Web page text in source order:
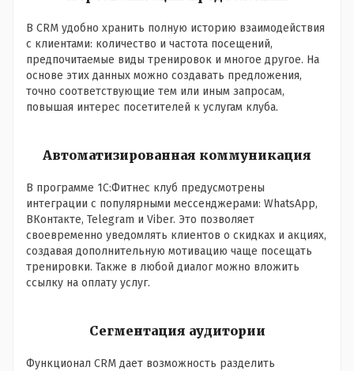
В CRM удобно хранить полную историю взаимодействия
с клиентами: количество и частота посещений,
предпочитаемые виды тренировок и многое другое. На
основе этих данных можно создавать предложения,
точно соответствующие тем или иным запросам,
повышая интерес посетителей к услугам клуба.
Автоматизированная коммуникация
В программе 1С:Фитнес клуб предусмотрены
интеграции с популярными мессенджерами: WhatsApp,
ВКонтакте, Telegram и Viber. Это позволяет
своевременно уведомлять клиентов о скидках и акциях,
создавая дополнительную мотивацию чаще посещать
тренировки. Также в любой диалог можно вложить
ссылку на оплату услуг.
Сегментация аудитории
Функционал CRM дает возможность разделить